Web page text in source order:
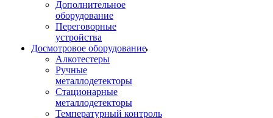
Дополнительное
оборудование
Переговорные
устройства
Досмотровое оборудование
Алкотестеры
Ручные
металлодетекторы
Стационарные
металлодетекторы
Температурный контроль